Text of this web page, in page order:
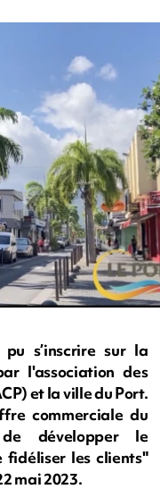
s’inscrire sur la
l'association des
et la ville du Port.
commerciale du
développer le
fidéliser les clients"
mai 2023.